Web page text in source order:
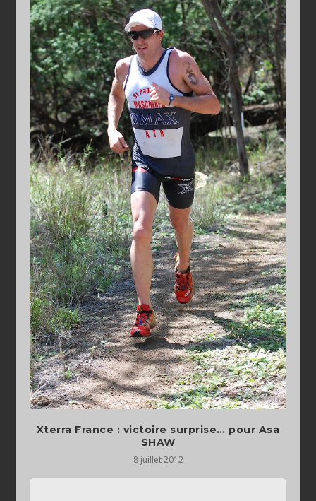
Xterra France : victoire surprise… pour Asa
SHAW
8 juillet 2012